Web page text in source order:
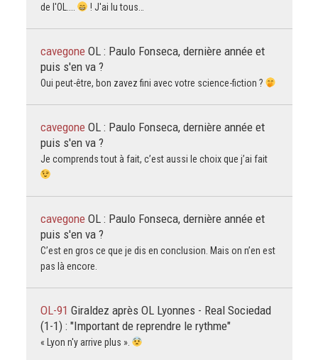
de l'OL....
! J'ai lu tous…
cavegone OL : Paulo Fonseca, dernière année et
puis s'en va ?
Oui peut-être, bon zavez fini avec votre science-fiction ?
cavegone OL : Paulo Fonseca, dernière année et
puis s'en va ?
Je comprends tout à fait, c’est aussi le choix que j’ai fait
cavegone OL : Paulo Fonseca, dernière année et
puis s'en va ?
C’est en gros ce que je dis en conclusion. Mais on n’en est
pas là encore.
OL-91 Giraldez après OL Lyonnes - Real Sociedad
(1-1) : "Important de reprendre le rythme"
« Lyon n'y arrive plus ».